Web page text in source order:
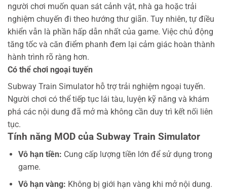
người chơi muốn quan sát cảnh vật, nhà ga hoặc trải
nghiệm chuyến đi theo hướng thư giãn. Tuy nhiên, tự điều
khiển vẫn là phần hấp dẫn nhất của game. Việc chủ động
tăng tốc và căn điểm phanh đem lại cảm giác hoàn thành
hành trình rõ ràng hơn.
Có thể chơi ngoại tuyến
Subway Train Simulator hỗ trợ trải nghiệm ngoại tuyến.
Người chơi có thể tiếp tục lái tàu, luyện kỹ năng và khám
phá các nội dung đã mở mà không cần duy trì kết nối liên
tục.
Tính năng MOD của Subway Train Simulator
Vô hạn tiền: Cung cấp lượng tiền lớn để sử dụng trong
game.
Vô hạn vàng: Không bị giới hạn vàng khi mở nội dung.